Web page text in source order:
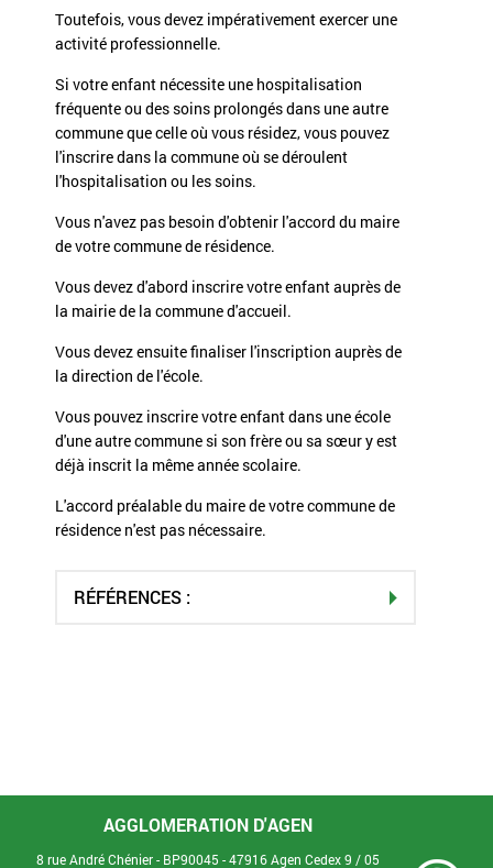
Toutefois, vous devez impérativement exercer une
activité professionnelle.
Si votre enfant nécessite une hospitalisation
fréquente ou des soins prolongés dans une autre
commune que celle où vous résidez, vous pouvez
l'inscrire dans la commune où se déroulent
l'hospitalisation ou les soins.
Vous n'avez pas besoin d'obtenir l'accord du maire
de votre commune de résidence.
Vous devez d'abord inscrire votre enfant auprès de
la mairie de la commune d'accueil.
Vous devez ensuite finaliser l'inscription auprès de
la direction de l'école.
Vous pouvez inscrire votre enfant dans une école
d'une autre commune si son frère ou sa sœur y est
déjà inscrit la même année scolaire.
L'accord préalable du maire de votre commune de
résidence n'est pas nécessaire.
RÉFÉRENCES :
AGGLOMERATION D'AGEN
8 rue André Chénier - BP90045 - 47916 Agen Cedex 9 /05